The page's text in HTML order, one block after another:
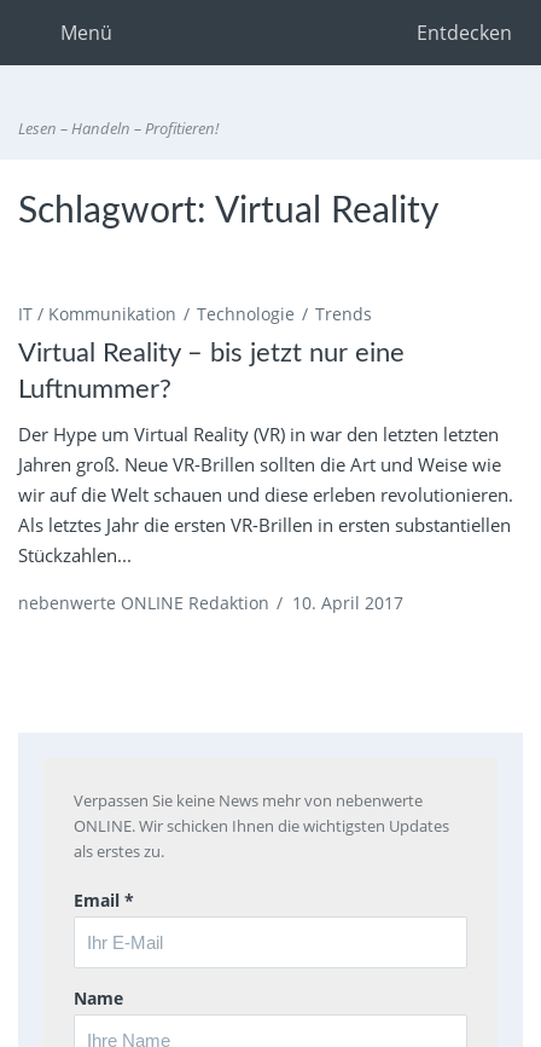
Entdecken
Menü
Lesen – Handeln – Profitieren!
Schlagwort: Virtual Reality
IT / Kommunikation Technologie Trends
Virtual Reality – bis jetzt nur eine
Luftnummer?
Der Hype um Virtual Reality (VR) in war den letzten letzten
Jahren groß. Neue VR-Brillen sollten die Art und Weise wie
wir auf die Welt schauen und diese erleben revolutionieren.
Als letztes Jahr die ersten VR-Brillen in ersten substantiellen
Stückzahlen...
nebenwerte ONLINE Redaktion / 10. April 2017
Verpassen Sie keine News mehr von nebenwerte
ONLINE. Wir schicken Ihnen die wichtigsten Updates
als erstes zu.
Email *
Name